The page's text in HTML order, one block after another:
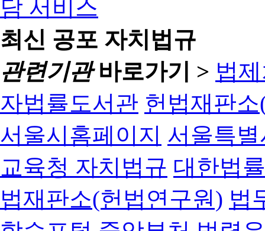
최신 공포 자치법규
관련기관바로가기 > 법
자법률도서관 헌법재판
서울시홈페이지 서울특
교육청 자치법규 대한법
법재판소(헌법연구원) 법